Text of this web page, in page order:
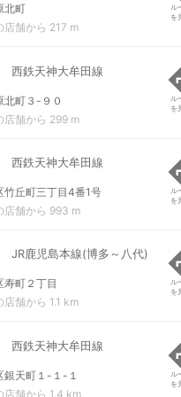
北町
店舗から 217 m
ル
を
西鉄天神大牟田線
北町３-９０
店舗から 299 m
ル
を
西鉄天神大牟田線
竹丘町三丁目4番1号
店舗から 993 m
ル
を
JR鹿児島本線(博多～八代)
寿町２丁目
店舗から 1.1 km
ル
を
西鉄天神大牟田線
銀天町１-１-１
店舗から 1.4 km
ル
を